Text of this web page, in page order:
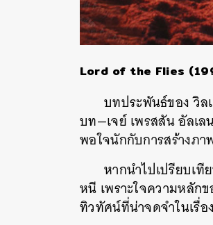
Lord of the Flies
บทประพันธ์ของ วิล
บท—เจย์เพรสสันอัลเล
พอใจนักกับการสร้างภา
หากนำไปเปรียบเ
หนี เพราะใจความหลัก
ทิวทัศน์ที่น่าจดจำในเรื่